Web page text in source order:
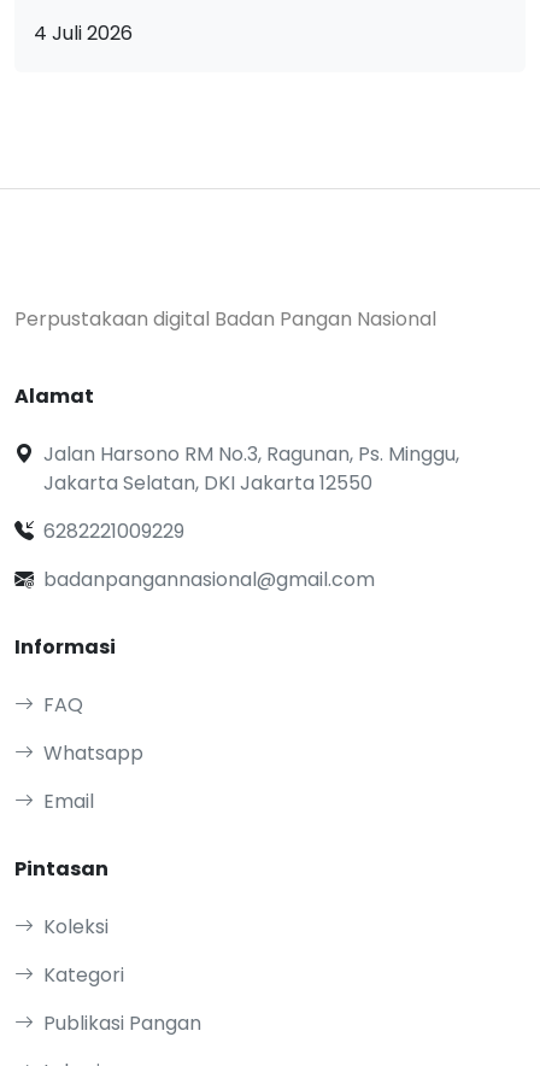
4 Juli 2026
Perpustakaan digital Badan Pangan Nasional
Alamat
Jalan Harsono RM No.3, Ragunan, Ps. Minggu,
Jakarta Selatan, DKI Jakarta 12550
6282221009229
badanpangannasional@gmail.com
Informasi
FAQ
Whatsapp
Email
Pintasan
Koleksi
Kategori
Publikasi Pangan